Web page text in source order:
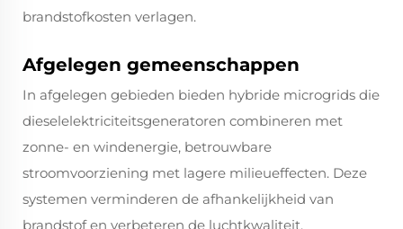
brandstofkosten verlagen.
Afgelegen gemeenschappen
In afgelegen gebieden bieden hybride microgrids die
dieselelektriciteitsgeneratoren combineren met
zonne- en windenergie, betrouwbare
stroomvoorziening met lagere milieueffecten. Deze
systemen verminderen de afhankelijkheid van
brandstof en verbeteren de luchtkwaliteit.